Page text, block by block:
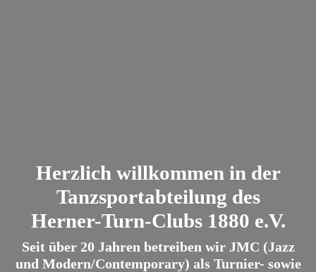
Herzlich willkommen in der
Tanzsportabteilung des
Herner-Turn-Clubs 1880 e.V.
Seit über 20 Jahren betreiben wir JMC (Jazz
und Modern/Contemporary) als Turnier- sowie